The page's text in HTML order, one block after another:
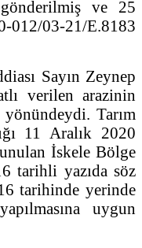
gönderilmiş ve 25
03-21/E.8183
Sayın Zeynep
verilen arazinin
Tarım
11 Aralık 2020
İskele Bölge
tarihli yazıda söz
tarihinde yerinde
uygun